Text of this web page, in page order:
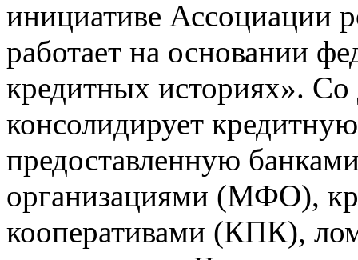
инициативе Ассоциации
работает на основании
кредитных историях».
консолидирует
предоставленную
организациями (МФО),
кооперативами (КПК),